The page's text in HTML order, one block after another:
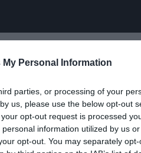
My Personal Information
parties, or processing of your
us, please use the below opt-out
opt-out request is processed
information utilized by us
opt-out. You may separately